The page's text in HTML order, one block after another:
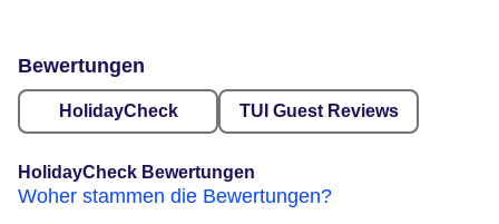
Bewertungen
HolidayCheck TUI Guest Reviews
HolidayCheck Bewertungen
Woher stammen die Bewertungen?